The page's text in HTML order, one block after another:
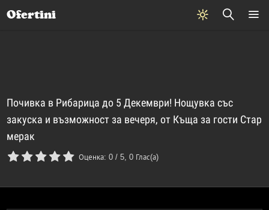
Ofertini
Почивка в Рибарица до 5 Декември! Нощувка със
закуска и възможност за вечеря, от Къща за гости Стар
мерак
Оценка:0 /5,0 Глас(а)